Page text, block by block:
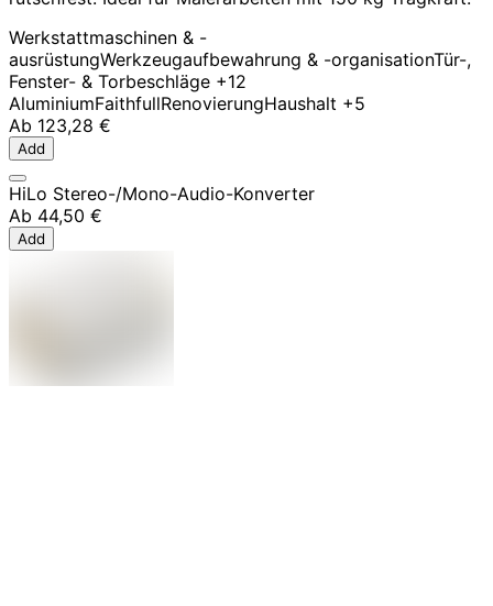
Werkstattmaschinen & -
ausrüstungWerkzeugaufbewahrung & -organisationTür-,
Fenster- & Torbeschläge +12
AluminiumFaithfullRenovierungHaushalt +5
Ab 123,28 €
Add
HiLo Stereo-/Mono-Audio-Konverter
Ab 44,50 €
Add